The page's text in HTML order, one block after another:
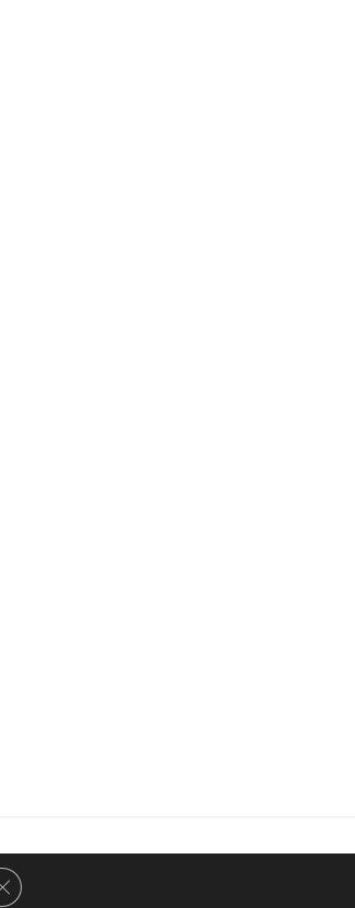
Sluit AVG/GDPR cookie banner